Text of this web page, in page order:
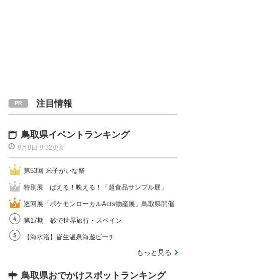
注目情報
鳥取県イベントランキング
8月8日 9:32更新
第53回 米子がいな祭
特別展 ばえる！映える！「超食品サンプル展」
巡回展「ポケモンローカルActs物産展」鳥取県開催
第17期 砂で世界旅行・スペイン
【海水浴】皆生温泉海遊ビーチ
もっと見る
鳥取県おでかけスポットランキング